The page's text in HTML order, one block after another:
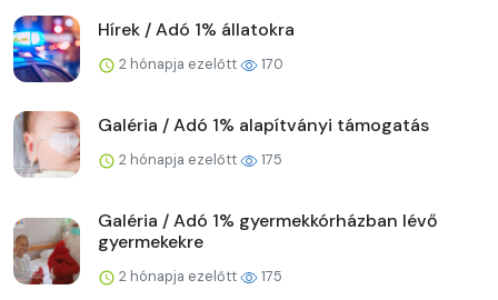
Hírek / Adó 1% állatokra
2 hónapja ezelőtt 170
Galéria / Adó 1% alapítványi támogatás
2 hónapja ezelőtt 175
Galéria / Adó 1% gyermekkórházban lévő
gyermekekre
2 hónapja ezelőtt 175